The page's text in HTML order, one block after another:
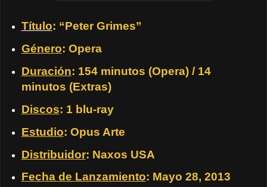
Título: “Peter Grimes”
Género: Opera
Duración: 154 minutos (Opera) / 14
minutos (Extras)
Discos: 1 blu-ray
Estudio: Opus Arte
Distribuidor: Naxos USA
Fecha de Lanzamiento: Mayo 28, 2013